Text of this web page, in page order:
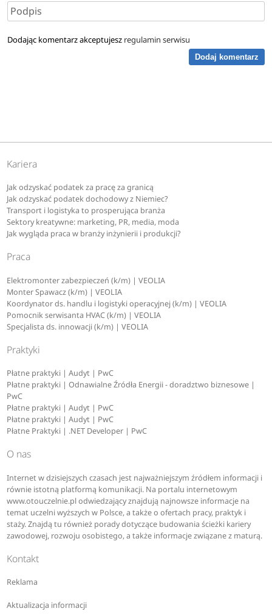
Dodając komentarz akceptujesz regulamin serwisu
Dodaj komentarz
Kariera
Jak odzyskać podatek za pracę za granicą
Jak odzyskać podatek dochodowy z Niemiec?
Transport i logistyka to prosperująca branża
Sektory kreatywne: marketing, PR, media, moda
Jak wygląda praca w branży inżynierii i produkcji?
Praca
Elektromonter zabezpieczeń (k/m) | VEOLIA
Monter Spawacz (k/m) | VEOLIA
Koordynator ds. handlu i logistyki operacyjnej (k/m) | VEOLIA
Pomocnik serwisanta HVAC (k/m) | VEOLIA
Specjalista ds. innowacji (k/m) | VEOLIA
Praktyki
Płatne praktyki | Audyt | PwC
Płatne praktyki | Odnawialne Źródła Energii - doradztwo biznesowe |
PwC
Płatne praktyki | Audyt | PwC
Płatne praktyki | Audyt | PwC
Płatne Praktyki | .NET Developer | PwC
O nas
Internet w dzisiejszych czasach jest najważniejszym źródłem informacji i
równie istotną platformą komunikacji. Na portalu internetowym
www.otouczelnie.pl odwiedzający znajdują najnowsze informacje na
temat uczelni wyższych w Polsce, a także o ofertach pracy, praktyk i
staży. Znajdą tu również porady dotyczące budowania ścieżki kariery
zawodowej, rozwoju osobistego, a także informacje związane z maturą.
Kontakt
Reklama
Aktualizacja informacji